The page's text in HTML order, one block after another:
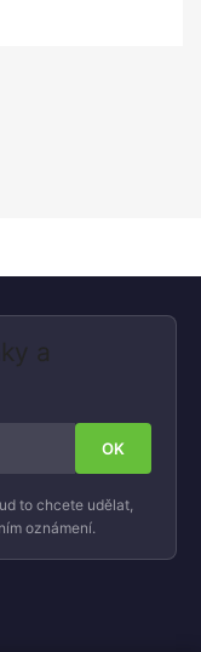
a
to chcete udělat,
oznámení.